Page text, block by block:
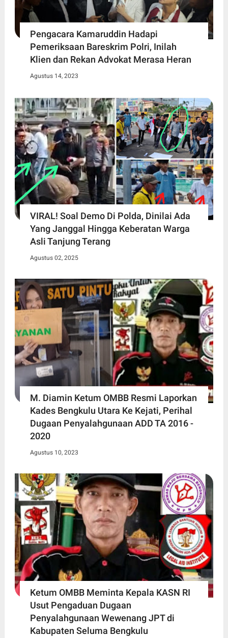
Pengacara Kamaruddin Hadapi
Pemeriksaan Bareskrim Polri, Inilah
Klien dan Rekan Advokat Merasa Heran
Agustus 14, 2023
VIRAL! Soal Demo Di Polda, Dinilai Ada
Yang Janggal Hingga Keberatan Warga
Asli Tanjung Terang
Agustus 02, 2025
M. Diamin Ketum OMBB Resmi Laporkan
Kades Bengkulu Utara Ke Kejati, Perihal
Dugaan Penyalahgunaan ADD TA 2016 -
2020
Agustus 10, 2023
Ketum OMBB Meminta Kepala KASN RI
Usut Pengaduan Dugaan
Penyalahgunaan Wewenang JPT di
Kabupaten Seluma Bengkulu